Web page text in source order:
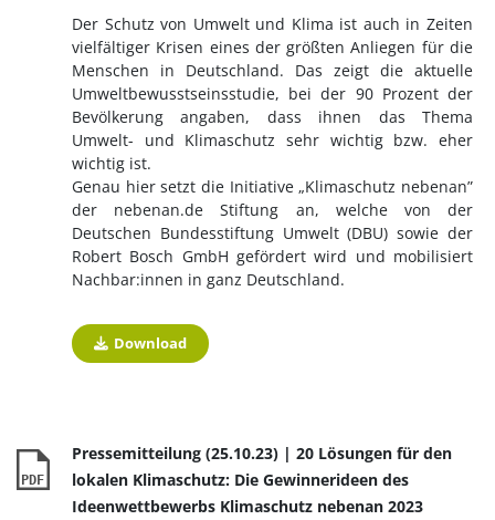
Der Schutz von Umwelt und Klima ist auch in Zeiten
vielfältiger Krisen eines der größten Anliegen für die
Menschen in Deutschland. Das zeigt die aktuelle
Umweltbewusstseinsstudie, bei der 90 Prozent der
Bevölkerung angaben, dass ihnen das Thema
Umwelt- und Klimaschutz sehr wichtig bzw. eher
wichtig ist.
Genau hier setzt die Initiative „Klimaschutz nebenan”
der nebenan.de Stiftung an, welche von der
Deutschen Bundesstiftung Umwelt (DBU) sowie der
Robert Bosch GmbH gefördert wird und mobilisiert
Nachbar:innen in ganz Deutschland.
Download
PDF
Pressemitteilung (25.10.23) | 20 Lösungen für den
lokalen Klimaschutz: Die Gewinnerideen des
Ideenwettbewerbs Klimaschutz nebenan 2023